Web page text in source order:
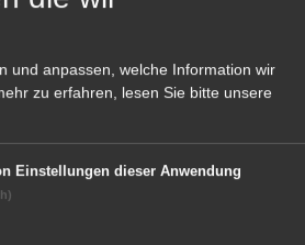
gesamte Stadt Aalen.
der vergangenen
Gespräche
können. Jürgen
alle Entwicklungen im
Lösungsvorschlag
und anpassen, welche Information wir
zu erfahren, lesen Sie bitte unsere
Einstellungen dieser Anwendung